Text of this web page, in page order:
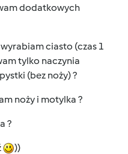
dodatkowych
ciasto (czas 1
tylko naczynia
(bez noży) ?
noży i motylka ?
?
))